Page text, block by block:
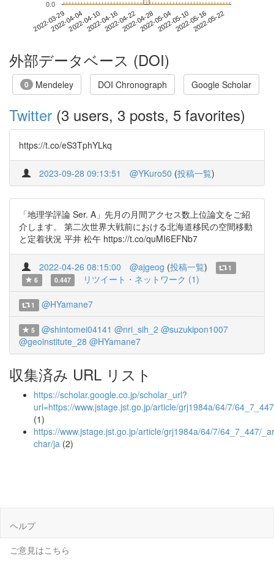
2022-03-292022-04-042022-04-102022-04-162022-04-222022-04-282022-05-042022-05-102022-05-162022-05-22
0.0
外部データベース (DOI)
0 Mendeley DOI Chronograph Google Scholar
Twitter (3 users, 3 posts, 5 favorites)
https://t.co/eS3TphYLkq
2023-09-28 09:13:51 @YKuro50 (投稿一覧)
「地理学評論 Ser. A」先月の月間アクセス数上位論文をご紹
介します。 第二次世界大戦前における北海道移民の空間移動
と定着状況 平井 松午 https://t.co/quMI6EFNb7
2022-04-26 08:15:00 @ajgeog (投稿一覧)
1
6
0.447 リツイート・ネットワーク (1)
1 @HYamane7
5 @shintomei04141 @nri_sih_2 @suzukipon1007
@geoinstitute_28 @HYamane7
収集済み URL リスト
https://scholar.google.co.jp/scholar_url?
url=https://www.jstage.jst.go.jp/article/grj1984a/64/7/
(1)
https://www.jstage.jst.go.jp/article/grj1984a/64/7/64_7_447/
char/ja (2)
ヘルプ
ご意見はこちら